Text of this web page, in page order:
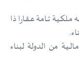
تــامـة عــقـارا ذا
من الدولة لبناء